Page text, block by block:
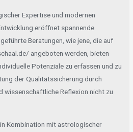
Expertise und modernen
eröffnet spannende
Beratungen, wie jene, die auf
angeboten werden, bieten
Potenziale zu erfassen und zu
der Qualitätssicherung durch
wissenschaftliche Reflexion nicht zu
Kombination mit astrologischer